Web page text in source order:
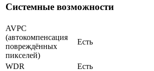
Системные возможности
AVPC
(автокомпенсация
повреждённых
пикселей)
Есть
WDR
Есть